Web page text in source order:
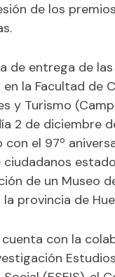
de los
de entrega de
la Facultad de
y Turismo
2 de diciembre
con el 97º
de un Museo
provincia de
con la